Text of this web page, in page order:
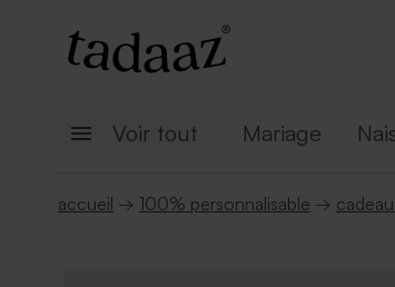
Voir tout Mariage
accueil → 100% personnalisable →